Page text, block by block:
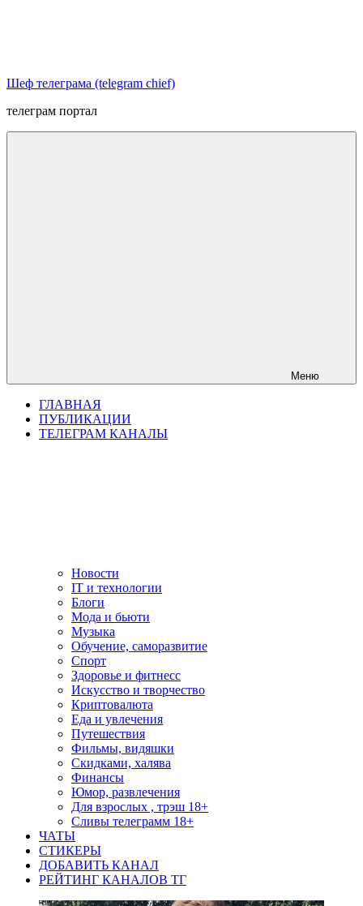
Шеф телеграма (telegram chief)
телеграм портал
Меню
ГЛАВНАЯ
ПУБЛИКАЦИИ
ТЕЛЕГРАМ КАНАЛЫ
Новости
IT и технологии
Блоги
Мода и бьюти
Музыка
Обучение, саморазвитие
Спорт
Здоровье и фитнесс
Искусство и творчество
Криптовалюта
Еда и увлечения
Путешествия
Фильмы, видяшки
Скидками, халява
Финансы
Юмор, развлечения
Для взрослых , трэш 18+
Сливы телеграмм 18+
ЧАТЫ
СТИКЕРЫ
ДОБАВИТЬ КАНАЛ
РЕЙТИНГ КАНАЛОВ ТГ